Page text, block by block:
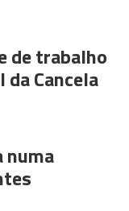
de trabalho
Cancela
numa